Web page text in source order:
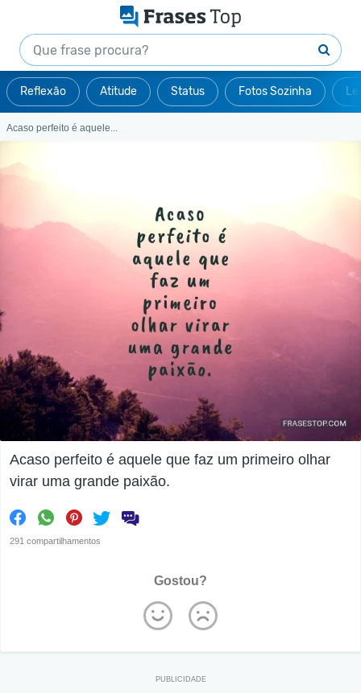
Reflexão Atitude Status Fotos Sozinha
Acaso perfeito é aquele...
Acaso perfeito é aquele que faz um primeiro olhar
virar uma grande paixão.
291 compartilhamentos
Gostou?